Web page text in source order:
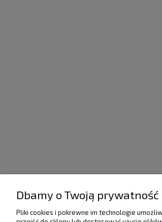
POMOC
Dbamy o Twoją prywatność
Pliki cookies i pokrewne im technologie